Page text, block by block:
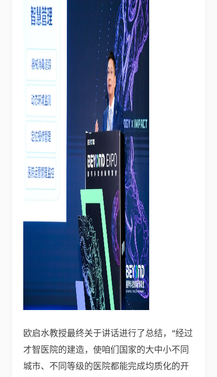
欧启水教授最终关于讲话进行了总结，“经过
才智医院的建造，使咱们国家的大中小不同
城市、不同等级的医院都能完成均质化的开